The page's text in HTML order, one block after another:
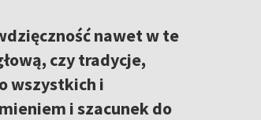
nawet w te
czy tradycje,
wszystkich i
i szacunek do